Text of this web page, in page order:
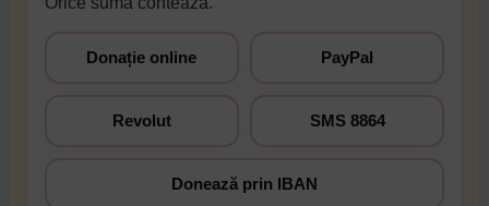
Donație online PayPal
Revolut SMS 8864
Donează prin IBAN